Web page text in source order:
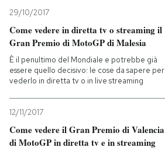
29/10/2017
Come vedere in diretta tv o streaming il
Gran Premio di MotoGP di Malesia
È il penultimo del Mondiale e potrebbe già
essere quello decisivo: le cose da sapere per
vederlo in diretta tv o in live streaming
12/11/2017
Come vedere il Gran Premio di Valencia
di MotoGP in diretta tv e in streaming